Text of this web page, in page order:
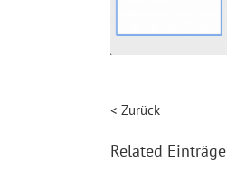
< Zurück
Related Einträge